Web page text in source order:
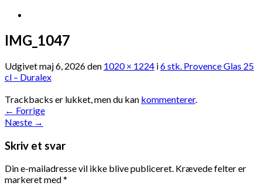
IMG_1047
Udgivetmaj 6, 2026den 1020 × 1224 i6 stk. Provence Glas 25
cl – Duralex
Trackbacks er lukket, men du kan kommenterer.
← Forrige
Næste →
Skriv et svar
Din e-mailadresse vil ikke blive publiceret. Krævede felter er
markeret med*